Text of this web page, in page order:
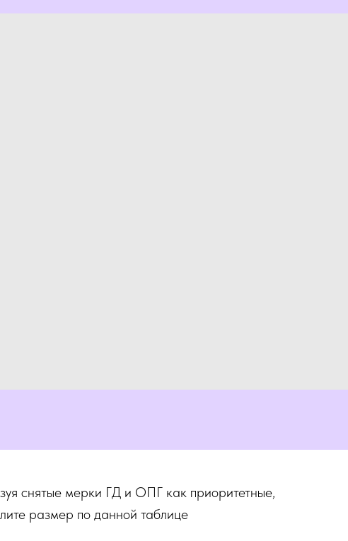
снятые мерки ГД и ОПГ как приоритетные,
размер по данной таблице